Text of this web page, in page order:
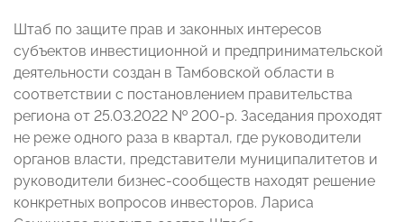
Штаб по защите прав и законных интересов
субъектов инвестиционной и предпринимательской
деятельности создан в Тамбовской области в
соответствии с постановлением правительства
региона от 25.03.2022 № 200-р. Заседания проходят
не реже одного раза в квартал, где руководители
органов власти, представители муниципалитетов и
руководители бизнес-сообществ находят решение
конкретных вопросов инвесторов. Лариса